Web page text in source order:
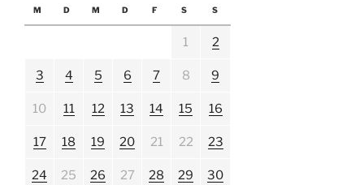
M D M D F S S
1 2
3 4 5 6 7 8 9
10 11 12 13 14 15 16
17 18 19 20 21 22 23
24 25 26 27 28 29 30